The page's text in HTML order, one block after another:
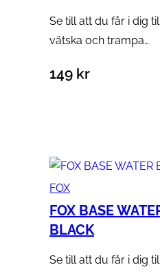
Se till att du får i dig
vätska och trampa…
149 kr
FOX
FOX BASE
BLACK
Se till att du får i dig